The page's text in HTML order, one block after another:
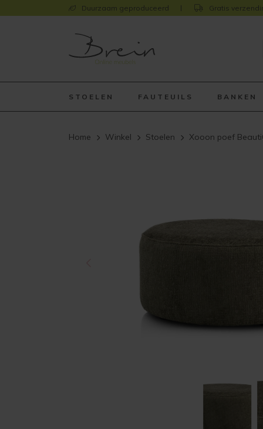
Duurzaam geproduceerd Gratis
STOELEN FAUTEUILS BANKEN
Home Winkel Stoelen Xooon poef